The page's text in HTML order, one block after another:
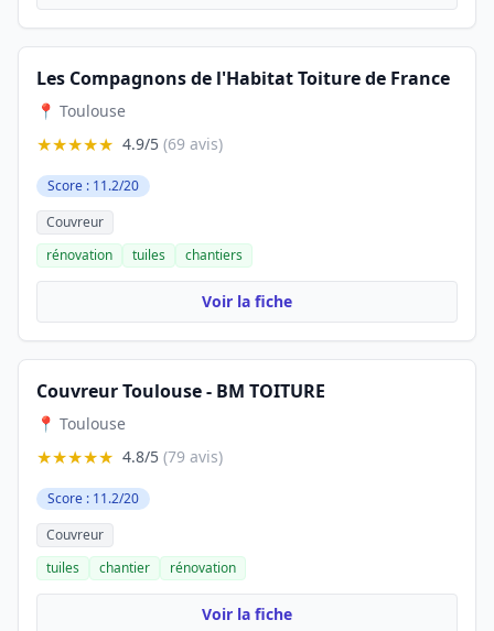
Les Compagnons de l'Habitat Toiture de France
📍 Toulouse
★★★★★ 4.9/5 (69 avis)
Score : 11.2/20
Couvreur
rénovation
tuiles chantiers
Voir la fiche
Couvreur Toulouse - BM TOITURE
📍 Toulouse
★★★★★ 4.8/5 (79 avis)
Score : 11.2/20
Couvreur
tuiles
chantier rénovation
Voir la fiche